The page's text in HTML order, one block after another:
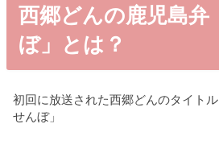
西郷どんの鹿児島弁
ぼ」とは？
初回に放送された西郷どんのタイト
せんぼ」